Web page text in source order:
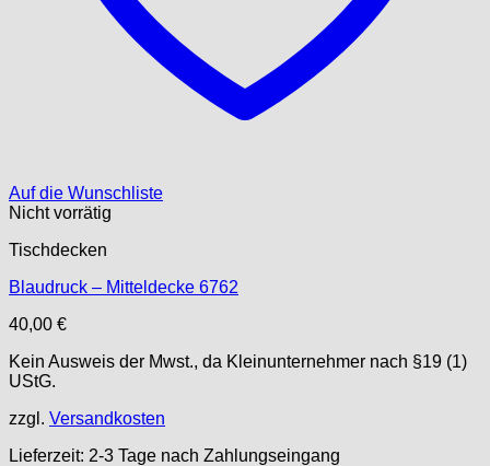
Auf die Wunschliste
Nicht vorrätig
Tischdecken
Blaudruck – Mitteldecke 6762
40,00 €
Kein Ausweis der Mwst., da Kleinunternehmer nach §19 (1)
UStG.
zzgl. Versandkosten
Lieferzeit: 2-3 Tage nach Zahlungseingang